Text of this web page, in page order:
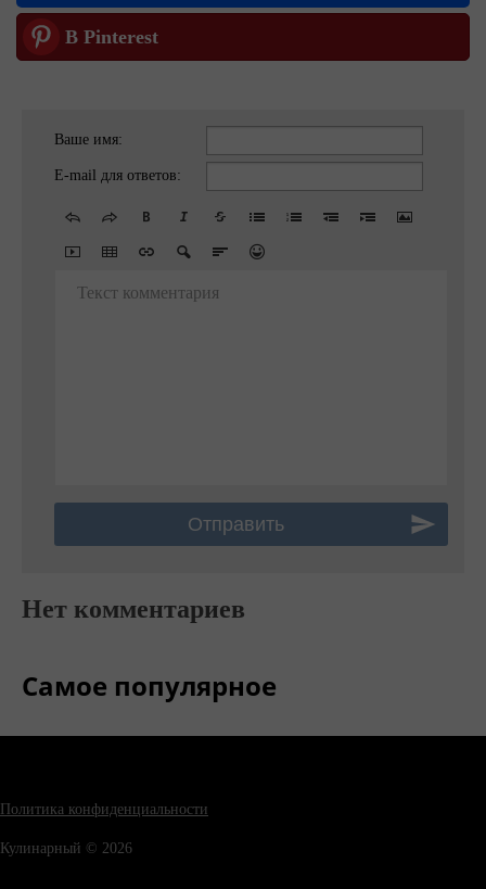
В Pinterest
Ваше имя:
E-mail для ответов:
Текст комментария
Нет комментариев
Самое популярное
Политика конфиденциальности
Кулинарный © 2026